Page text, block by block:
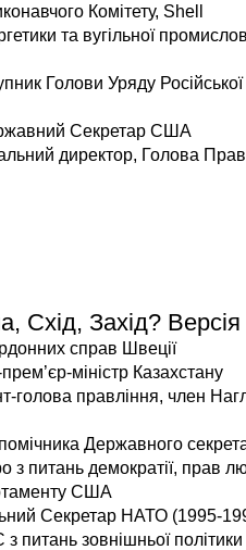
Комітету, Shell
та вугільної
Голови Уряду Російської
Секретар США
директор, Голова
Схід, Захід?
справ Швеції
міністр Казахстану
голова правління, член
Державного
з питань демократії, прав
США
Секретар НАТО (1995-
питань зовнішньої політики